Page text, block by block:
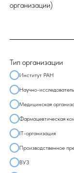
организации)
Тип организации
Институт РАН
Научно-
Медицинская
Фармацевтическая
IT-организация
Производственное
ВУЗ